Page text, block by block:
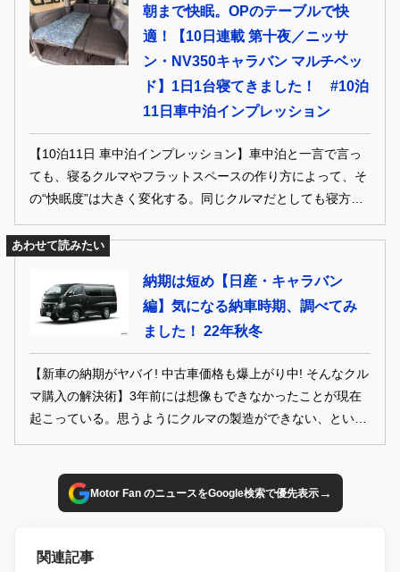
朝まで快眠。OPのテーブルで快
適！【10日連載 第十夜／ニッサ
ン・NV350キャラバン マルチベッ
ド】1日1台寝てきました！ #10泊
11日車中泊インプレッション
【10泊11日 車中泊インプレッション】車中泊と一言で言っ
ても、寝るクルマやフラットスペースの作り方によって、そ
の“快眠度”は大きく変化する。同じクルマだとしても寝方
ともっと快適に過ごすこともできるのだ。今回はクルマによ
を敢行。さて、意外にももっとも寝やすかったのは、あのク
ルマでした！
あわせて読みたい
納期は短め【日産・キャラバン
編】気になる納車時期、調べてみ
ました！ 22年秋冬
【新車の納期がヤバイ! 中古車価格も爆上がり中! そんなクル
マ購入の解決術】3年前には想像もできなかったことが現在
起こっている。思うようにクルマの製造ができない、という
クルマが納車までどれだけかかるか調べてみた。
Motor Fan のニュースをGoogle検索で優先表示→
関連記事